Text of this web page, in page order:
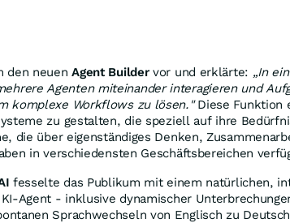
den neuenAgent Buildervor und erklärte: „In
Agenten miteinander interagieren und
komplexe Workflows zu lösen."Diese Funktion
zu gestalten, die speziell auf ihre
die über eigenständiges Denken,
in verschiedensten Geschäftsbereichen
fesselte das Publikum mit einem natürlichen,
Agent - inklusive dynamischer
Sprachwechseln von Englisch zu